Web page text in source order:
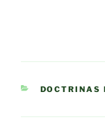
CATEGORIES
DOCTRINAS